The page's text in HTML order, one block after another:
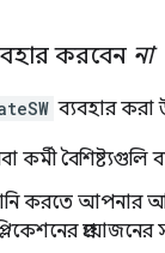
করবেন না
ব্যবহার করা
কর্মী
করতে আপনার